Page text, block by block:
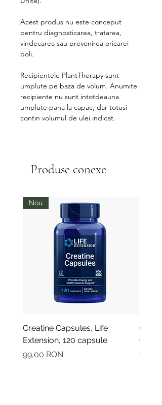
Acest produs nu este conceput
pentru diagnosticarea, tratarea,
vindecarea sau prevenirea oricarei
boli.
Recipientele PlantTherapy sunt
umplute pe baza de volum. Anumite
recipiente nu sunt intotdeauna
umplute pana la capac, dar totusi
contin volumul de ulei indicat.
Produse conexe
Nou
Creatine Capsules, Life
Extension, 120 capsule
Preț
99,00 RON
Preț
79,90